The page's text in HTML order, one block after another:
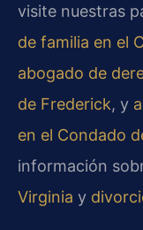
visite nuestras
de familia en el
abogado de
de Frederick, y
en el Condado
información
Virginia y